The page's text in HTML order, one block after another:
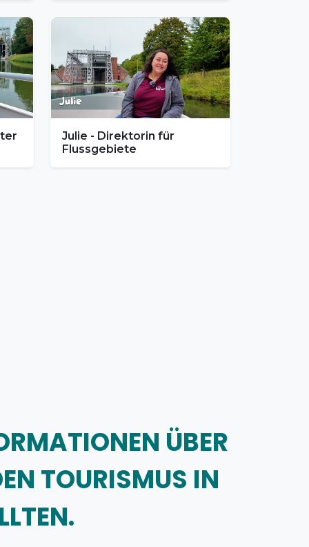
Julie - Direktorin für
Flussgebiete
ÜBER
TOURISMUS IN